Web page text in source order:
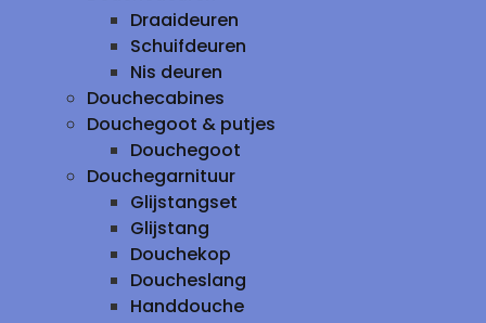
Draaideuren
Schuifdeuren
Nis deuren
Douchecabines
Douchegoot & putjes
Douchegoot
Douchegarnituur
Glijstangset
Glijstang
Douchekop
Doucheslang
Handdouche